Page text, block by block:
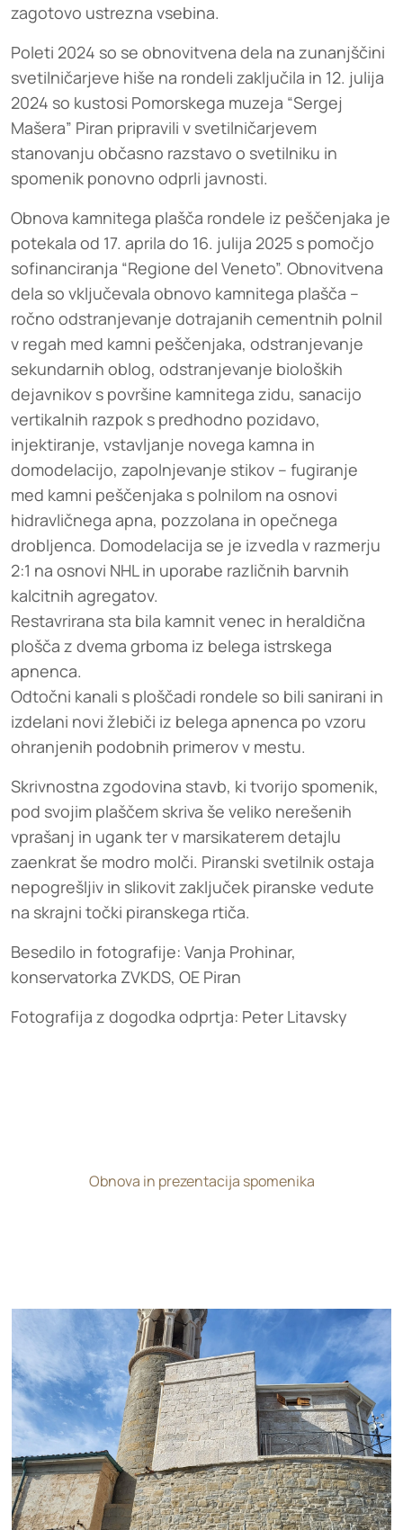
zagotovo ustrezna vsebina.
Poleti 2024 so se obnovitvena dela na zunanjščini
svetilničarjeve hiše na rondeli zaključila in 12. julija
2024 so kustosi Pomorskega muzeja “Sergej
Mašera” Piran pripravili v svetilničarjevem
stanovanju občasno razstavo o svetilniku in
spomenik ponovno odprli javnosti.
Obnova kamnitega plašča rondele iz peščenjaka je
potekala od 17. aprila do 16. julija 2025 s pomočjo
sofinanciranja “Regione del Veneto”. Obnovitvena
dela so vključevala obnovo kamnitega plašča –
ročno odstranjevanje dotrajanih cementnih polnil
v regah med kamni peščenjaka, odstranjevanje
sekundarnih oblog, odstranjevanje bioloških
dejavnikov s površine kamnitega zidu, sanacijo
vertikalnih razpok s predhodno pozidavo,
injektiranje, vstavljanje novega kamna in
domodelacijo, zapolnjevanje stikov – fugiranje
med kamni peščenjaka s polnilom na osnovi
hidravličnega apna, pozzolana in opečnega
drobljenca. Domodelacija se je izvedla v razmerju
2:1 na osnovi NHL in uporabe različnih barvnih
kalcitnih agregatov.
Restavrirana sta bila kamnit venec in heraldična
plošča z dvema grboma iz belega istrskega
apnenca.
Odtočni kanali s ploščadi rondele so bili sanirani in
izdelani novi žlebiči iz belega apnenca po vzoru
ohranjenih podobnih primerov v mestu.
Skrivnostna zgodovina stavb, ki tvorijo spomenik,
pod svojim plaščem skriva še veliko nerešenih
vprašanj in ugank ter v marsikaterem detajlu
zaenkrat še modro molči. Piranski svetilnik ostaja
nepogrešljiv in slikovit zaključek piranske vedute
na skrajni točki piranskega rtiča.
Besedilo in fotografije: Vanja Prohinar,
konservatorka ZVKDS, OE Piran
Fotografija z dogodka odprtja: Peter Litavsky
Obnova in prezentacija spomenika